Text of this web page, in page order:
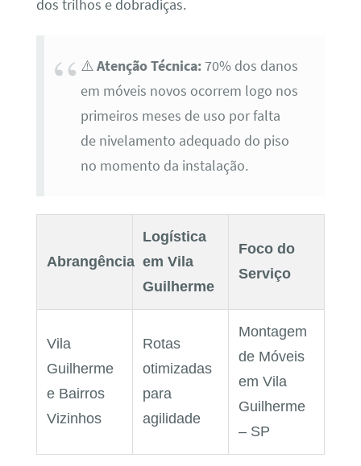
dos trilhos e dobradiças.
⚠️Atenção Técnica:70% dos danos
em móveis novos ocorrem logo nos
primeiros meses de uso por falta
de nivelamento adequado do piso
no momento da instalação.
Abrangência
Logística
em Vila
Guilherme
Foco do
Serviço
Vila
Guilherme
e Bairros
Vizinhos
Rotas
otimizadas
para
agilidade
Montagem
de Móveis
em Vila
Guilherme
– SP